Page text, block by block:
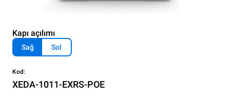
Kapı açılımı
Sağ Sol
Kod:
XEDA-1011-EXRS-POE